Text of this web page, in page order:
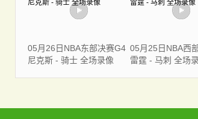
05月26日NBA东部决赛G4
尼克斯 - 骑士 全场录像
05月25日NBA西
雷霆 - 马刺 全场